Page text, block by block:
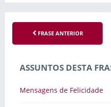
FRASE ANTERIOR
ASSUNTOS DESTA
Mensagens de Felicidade